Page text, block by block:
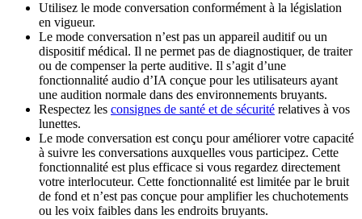
Utilisez le mode conversation conformément à la législation
en vigueur.
Le mode conversation n’est pas un appareil auditif ou un
dispositif médical. Il ne permet pas de diagnostiquer, de traiter
ou de compenser la perte auditive. Il s’agit d’une
fonctionnalité audio d’IA conçue pour les utilisateurs ayant
une audition normale dans des environnements bruyants.
Respectez les consignes de santé et de sécurité relatives à vos
lunettes.
Le mode conversation est conçu pour améliorer votre capacité
à suivre les conversations auxquelles vous participez. Cette
fonctionnalité est plus efficace si vous regardez directement
votre interlocuteur. Cette fonctionnalité est limitée par le bruit
de fond et n’est pas conçue pour amplifier les chuchotements
ou les voix faibles dans les endroits bruyants.